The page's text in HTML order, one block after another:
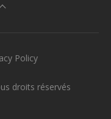
droits réservés
Policy